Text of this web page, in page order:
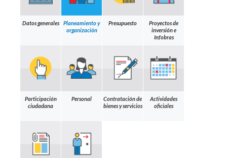
Datos generales
Planeamiento y
organización
Presupuesto
Proyectos de
inversión e
Infobras
Participación
ciudadana
Personal
Contratación de
bienes y servicios
Actividades
oficiales